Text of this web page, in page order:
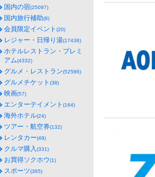
国内の宿(25097)
国内旅行補助(8)
会員限定イベント (20)
レジャー・日帰り湯(17436)
ホテルレストラン・プレミ
アム(4332)
グルメ・レストラン(52586)
グルメチケット (38)
映画(57)
エンターテイメント (164)
海外ホテル(24)
ツアー・航空券(132)
レンタカー(49)
クルマ購入 (331)
お買得ソクホウ(1)
スポーツ(365)